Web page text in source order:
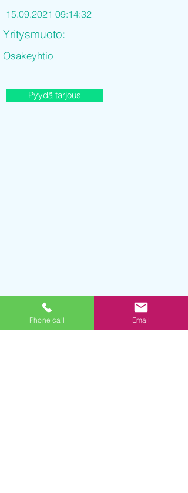
15.09.2021 09:14:32
Yritysmuoto:
Osakeyhtio
Pyydä tarjous
Phone call Email